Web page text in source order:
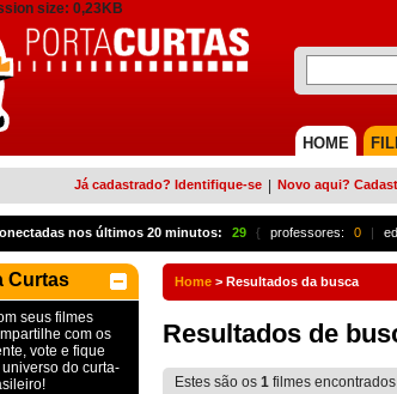
size: 0,23KB
HOME
Já cadastrado? Identifique-se Novo aqui?
nos últimos 20 minutos: 29 { professores: 0 |
Curtas
seus filmes
com os
vote e fique
do curta-
Home > Resultados da busca
Resultados de
Estes são os 1 filmes